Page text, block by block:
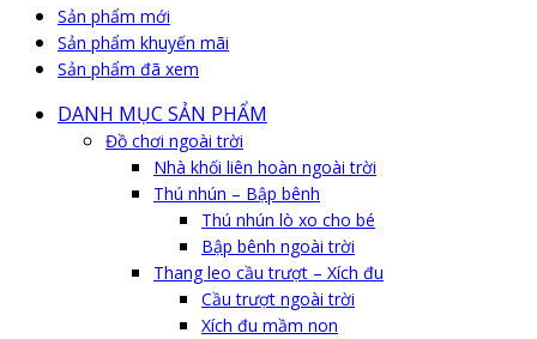
Sản phẩm mới
Sản phẩm khuyến mãi
Sản phẩm đã xem
DANH MỤC SẢN PHẨM
Đồ chơi ngoài trời
Nhà khối liên hoàn ngoài trời
Thú nhún – Bập bênh
Thú nhún lò xo cho bé
Bập bênh ngoài trời
Thang leo cầu trượt – Xích đu
Cầu trượt ngoài trời
Xích đu mầm non